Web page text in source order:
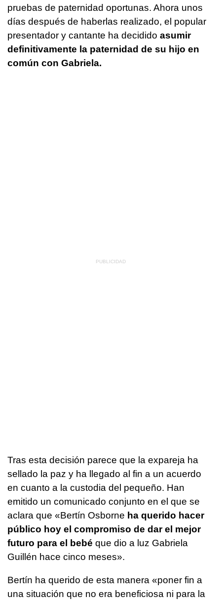
pruebas de paternidad oportunas. Ahora unos
días después de haberlas realizado, el popular
presentador y cantante ha decidido asumir
definitivamente la paternidad de su hijo en
común con Gabriela.
Tras esta decisión parece que la expareja ha
sellado la paz y ha llegado al fin a un acuerdo
en cuanto a la custodia del pequeño. Han
emitido un comunicado conjunto en el que se
aclara que «Bertín Osborne ha querido hacer
público hoy el compromiso de dar el mejor
futuro para el bebé que dio a luz Gabriela
Guillén hace cinco meses».
Bertín ha querido de esta manera «poner fin a
una situación que no era beneficiosa ni para la